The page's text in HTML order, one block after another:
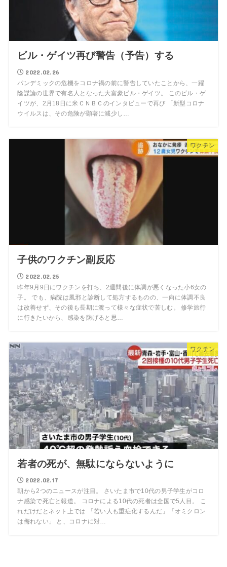
ビル・ゲイツ再び警告（予告）する
2022.02.26
パンデミックの危機をコロナ禍の前に警告していたことから、一躍
陰謀論の世界で有名人となった大富豪ビル・ゲイツ。 このビル・ゲ
イツが、2月18日に米ＣＮＢＣのインタビューで再び 「新型コロナ
ウイルスは、その危険が顕著に減少し…
ワクチン
子供のワクチン副反応
2022.02.25
昨年9月9日にワクチンを打ち、2週間後に体調が悪くなった小6女の
子。 でも、病院は風邪と診断して処方するものの、一向に体調不良
は改善せず、その後も長期に渡って様々な症状で苦しむ。 修学旅行
に行きたいから、感染を防げると思…
ワクチン
若者の死が、無駄にならないように
2022.02.17
朝から2つのニュースが注目。 さいたま市で10代の男子学生がコロ
ナ感染で死亡と報道。 コロナによる10代の死者は全国で5人目。 こ
れだけだとネット上では 「若い人も重症化するんだ」「オミクロン
は侮れない」 と、コロナに対…